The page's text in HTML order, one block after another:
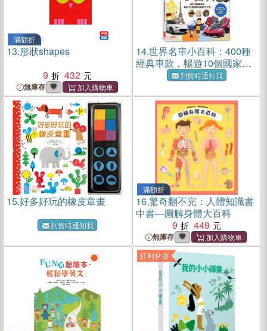
滿額折
13.形狀shapes
9
432
無庫存
14.世界名車小百科：400種
經典車款，暢遊10個國家的
深度文化之旅！到貨時通知我
15.好多好玩的橡皮章畫
到貨時通知我
滿額折
16.驚奇翻不完：人體知識書
中書―圖解身體大百科
9
449
無庫存
紅利兌換